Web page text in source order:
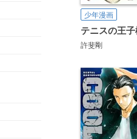
少年漫画
テニスの王子
許斐剛